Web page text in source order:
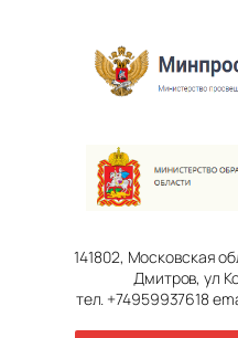
141802, Московская
Дмитров, ул
тел. +74959937618